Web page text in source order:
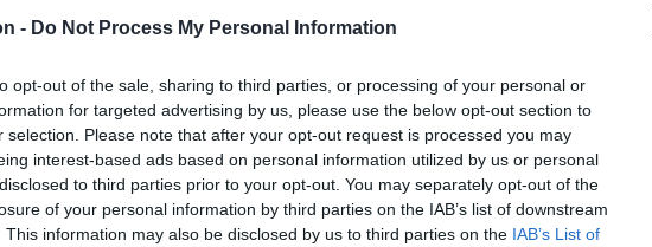
- Do Not Process My Personal Information
opt-out of the sale, sharing to third parties, or processing of your personal or
for targeted advertising by us, please use the below opt-out section to
selection. Please note that after your opt-out request is processed you may
interest-based ads based on personal information utilized by us or personal
to third parties prior to your opt-out. You may separately opt-out of the
of your personal information by third parties on the IAB’s list of downstream
This information may also be disclosed by us to third parties on the IAB’s List of
kell, akik már
a táborba.
részt vesznek az eseményen, hogy